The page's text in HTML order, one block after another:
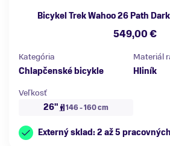
Bicykel Trek Wahoo 26 Path
549,00 €
Kategória
Chlapčenské bicykle
Materiál
Hliník
Veľkosť
26"
146 - 160 cm
Externý sklad: 2 až 5